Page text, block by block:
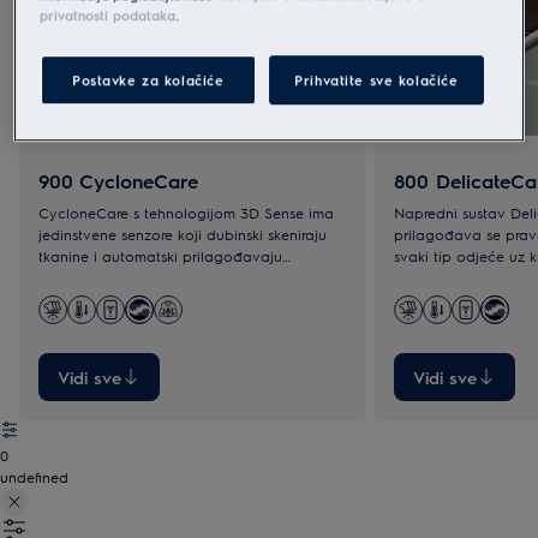
900 CycloneCare
CycloneCare s tehnologijom 3D Sense ima
jedinstvene senzore koji dubinski skeniraju
tkanine i automatski prilagođavaju
sušenje.
Vidi sve
800
Napredni sustav
prilagođava se
svaki tip odjeće uz
Vidi sve
0
undefined
privatnosti podataka.
Postavke za kolačiće Prihvatite sve kolačiće